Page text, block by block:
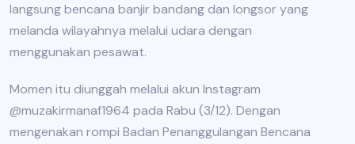
langsung bencana banjir bandang dan longsor yang
melanda wilayahnya melalui udara dengan
menggunakan pesawat.
Momen itu diunggah melalui akun Instagram
@muzakirmanaf1964 pada Rabu (3/12). Dengan
mengenakan rompi Badan Penanggulangan Bencana